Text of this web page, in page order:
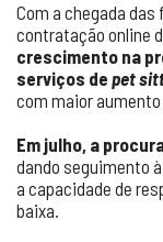
Com a chegada
contratação online
crescimento na
serviços de pet
com maior
Em julho, a
dando seguimento
a capacidade de
baixa.